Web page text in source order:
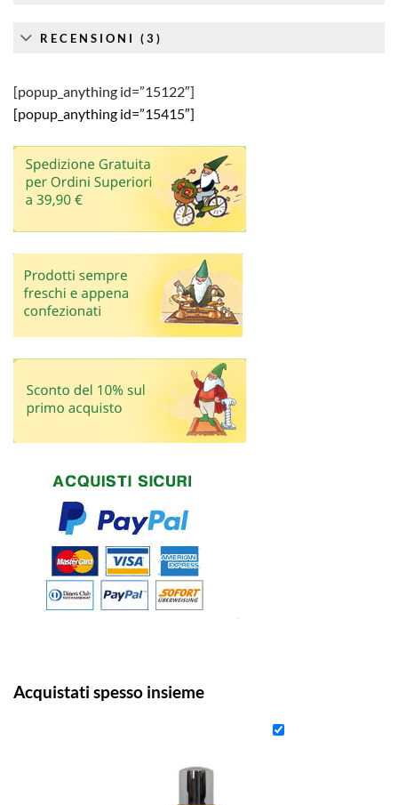
RECENSIONI (3)
[popup_anything id=”15122″]
[popup_anything id=”15415″]
Acquistati spesso insieme